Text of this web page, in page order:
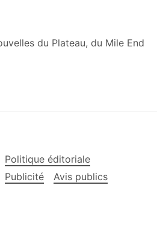
du Plateau, du Mile End
Politique éditoriale
Publicité
Avis publics